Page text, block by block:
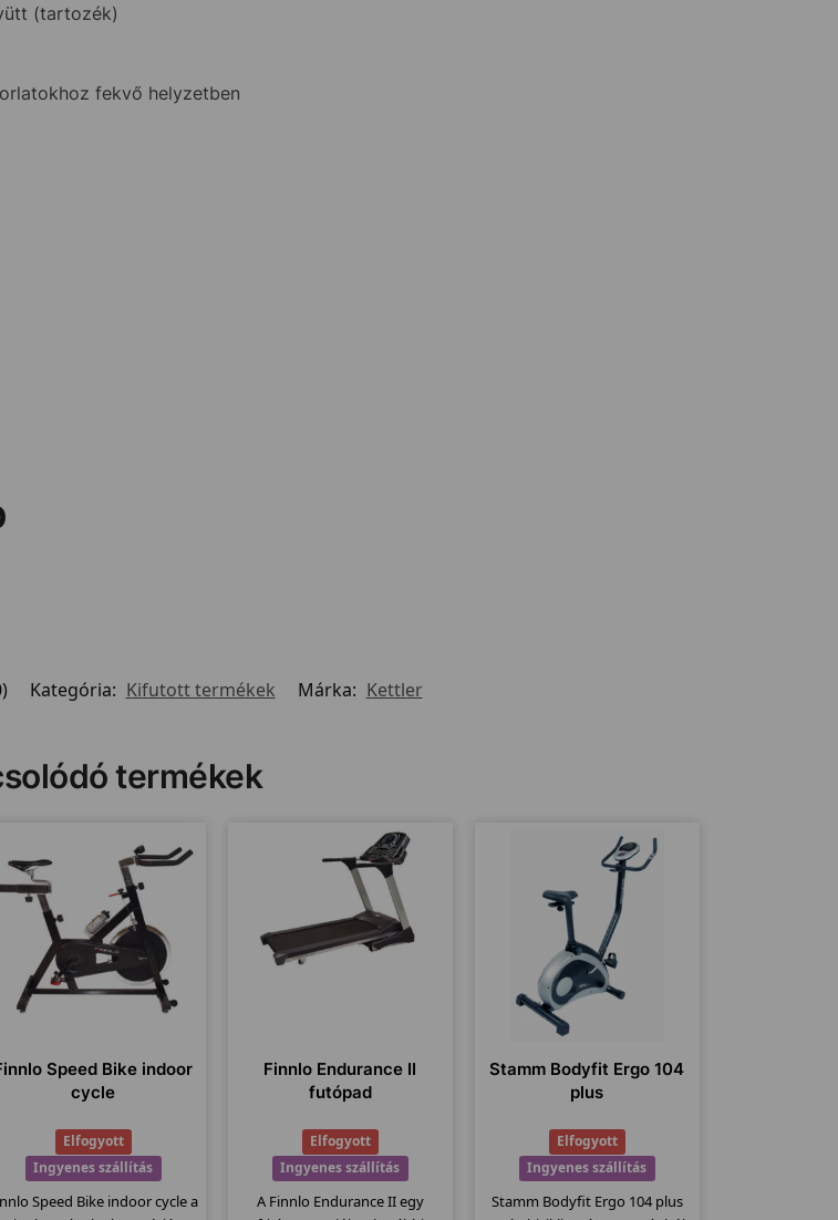
(tartozék)
fekvő helyzetben
Kategória: Kifutott termékek Márka: Kettler
termékek
Speed Bike indoor
cycle
Elfogyott
Ingyenes szállítás
Speed Bike indoor cycle a
Finnlo Endurance II
futópad
Elfogyott
Ingyenes szállítás
A Finnlo Endurance II egy
Stamm Bodyfit Ergo 104
plus
Elfogyott
Ingyenes szállítás
Stamm Bodyfit Ergo 104 plus